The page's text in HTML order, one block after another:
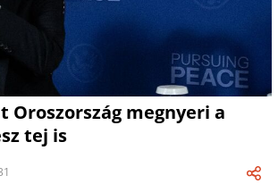
Oroszország megnyeri a
tej is